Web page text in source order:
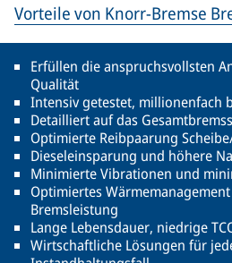
Vorteile von Knorr-Bremse
Erfüllen die anspruchsvollsten
Qualität
Intensiv getestet, millionenfach
Detailliert auf das
Optimierte Reibpaarung
Dieseleinsparung und höhere
Minimierte Vibrationen und
Optimiertes
Bremsleistung
Lange Lebensdauer, niedrige
Wirtschaftliche Lösungen für